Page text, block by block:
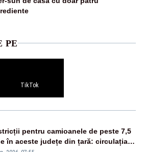
PE
TikTok
pentru camioanele de peste 7,5
în aceste județe din țară: circulația